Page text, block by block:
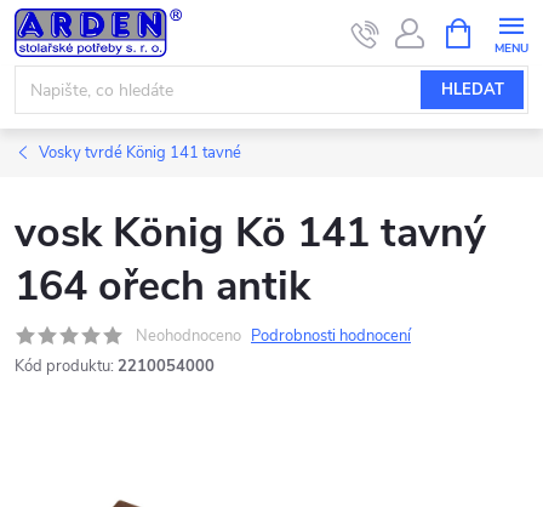
Přejít
na
obsah
HLEDAT
NÁKUPNÍ
KOŠÍK
Vosky tvrdé König 141 tavné
vosk König Kö 141 tavný
164 ořech antik
Neohodnoceno Podrobnosti hodnocení
Kód produktu: 2210054000